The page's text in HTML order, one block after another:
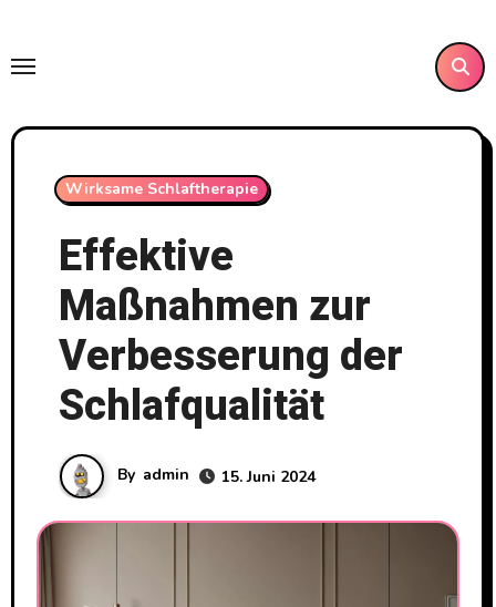
content
Wirksame Schlaftherapie
Effektive
Maßnahmen zur
Verbesserung der
Schlafqualität
By admin 15. Juni 2024